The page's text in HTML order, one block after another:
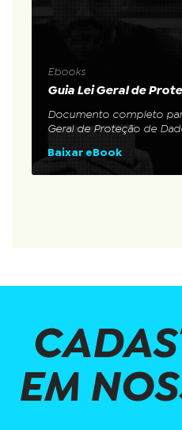
Ebooks
Guia Lei Geral de
Documento completo
Geral de Proteção de
Baixar eBook
EM